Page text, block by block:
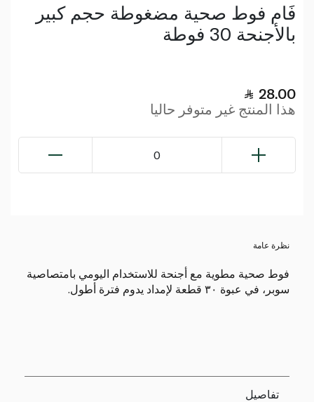
فَام فوط صحية مضغوطة حجم كبير
بالأجنحة 30 فوطة
28.00
هذا المنتج غير متوفر حاليا
0
نظرة عامة
فوط صحية مطوية مع أجنحة للاستخدام اليومي بامتصاصية
سوبر، في عبوة ٣٠ قطعة لإمداد يدوم فترة أطول.
تفاصيل